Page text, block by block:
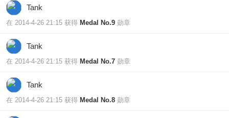
Tank
在 2014-4-26 21:15 获得 Medal No.9 勋章
Tank
在 2014-4-26 21:15 获得 Medal No.7 勋章
Tank
在 2014-4-26 21:15 获得 Medal No.8 勋章